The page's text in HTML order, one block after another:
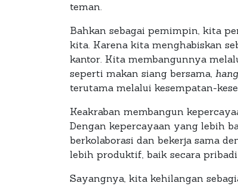
teman.
Bahkan sebagai pemimpin, kita
kita. Karena kita menghabiskan
kantor. Kita membangunnya
seperti makan siang bersama,
terutama melalui kesempatan-
Keakraban membangun
Dengan kepercayaan yang lebih
berkolaborasi dan bekerja sama
lebih produktif, baik secara
Sayangnya, kita kehilangan